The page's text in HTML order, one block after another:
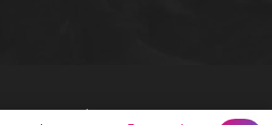
Termos de Uso Contato